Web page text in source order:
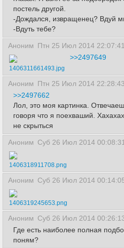
постель другой.
-Дождался, извращенец? Вдуй
-Вдуть тебе?
Аноним Птн 25 Июл 2014 22:07:41
1406311661493.jpg
>>2497649
Аноним Птн 25 Июл 2014 22:28:43
>>2497662
Лол, это моя картинка.
говоря что я поехваший.
не скрыться
Аноним Суб 26 Июл 2014 00:08:31
1406318911708.png
Аноним Суб 26 Июл 2014
1406319245653.png
Аноним Суб 26 Июл 2014
Где есть наиболее полная
поням?